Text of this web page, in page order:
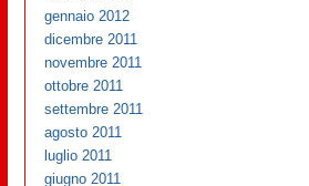
gennaio 2012
dicembre 2011
novembre 2011
ottobre 2011
settembre 2011
agosto 2011
luglio 2011
giugno 2011